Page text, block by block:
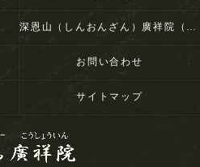
深恩山（しんおんざん）廣祥院（こうしょういん）
お問い合わせ
サイトマップ